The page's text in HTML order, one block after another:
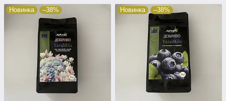
Новинка –38% Новинка –38%